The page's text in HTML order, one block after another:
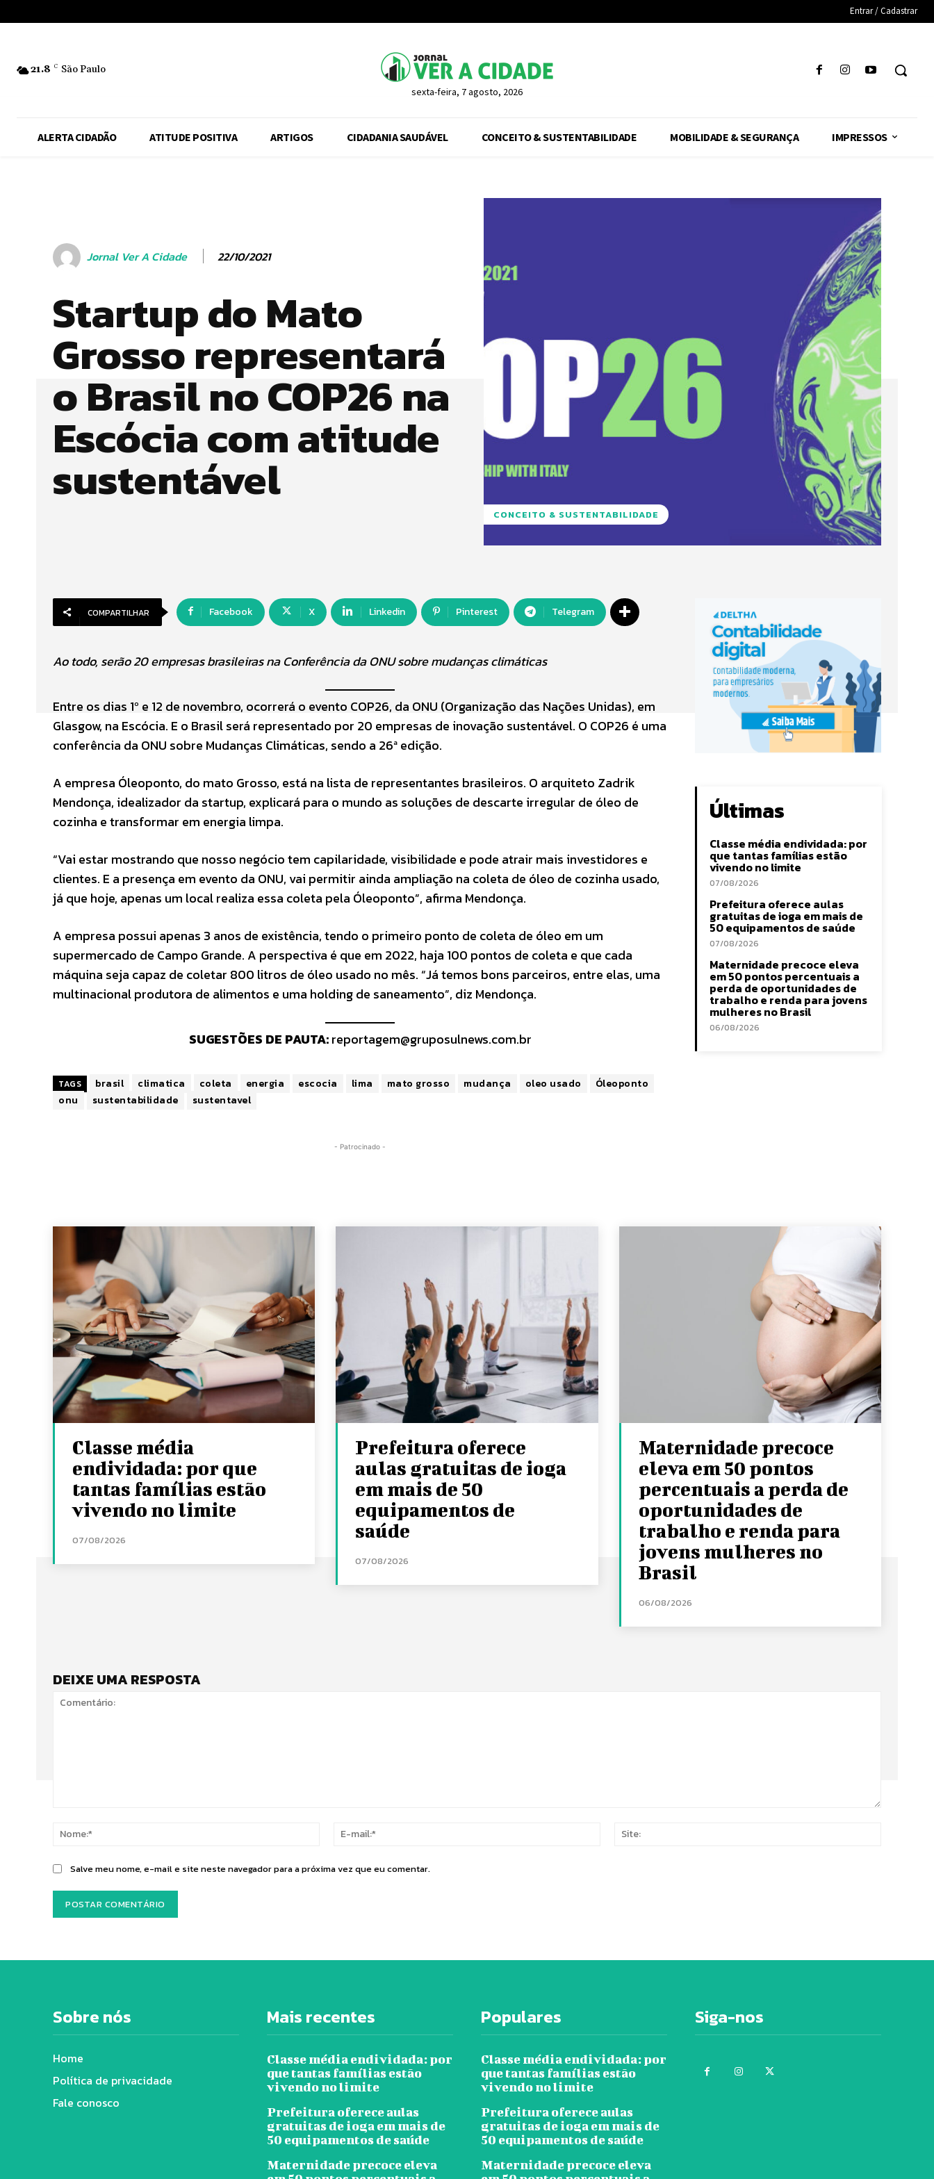
Entrar / Cadastrar
21.8 C São Paulo
sexta-feira, 7 agosto, 2026
ALERTA CIDADÃO ATITUDE POSITIVA ARTIGOS CIDADANIA SAUDÁVEL CONCEITO & SUSTENTABILIDADE MOBILIDADE & SEGURANÇA IMPRESSOS
Jornal Ver A Cidade 22/10/2021
Startup do Mato
Grosso representará
o Brasil no COP26 na
Escócia com atitude
sustentável
CONCEITO & SUSTENTABILIDADE
COMPARTILHAR Facebook X Linkedin Pinterest Telegram
Ao todo, serão 20 empresas brasileiras na Conferência da ONU sobre mudanças climáticas
Entre os dias 1º e 12 de novembro, ocorrerá o evento COP26, da ONU (Organização das Nações Unidas), em
Glasgow, na Escócia. E o Brasil será representado por 20 empresas de inovação sustentável. O COP26 é uma
conferência da ONU sobre Mudanças Climáticas, sendo a 26ª edição.
A empresa Óleoponto, do mato Grosso, está na lista de representantes brasileiros. O arquiteto Zadrik
Mendonça, idealizador da startup, explicará para o mundo as soluções de descarte irregular de óleo de
cozinha e transformar em energia limpa.
“Vai estar mostrando que nosso negócio tem capilaridade, visibilidade e pode atrair mais investidores e
clientes. E a presença em evento da ONU, vai permitir ainda ampliação na coleta de óleo de cozinha usado,
já que hoje, apenas um local realiza essa coleta pela Óleoponto”, afirma Mendonça.
A empresa possui apenas 3 anos de existência, tendo o primeiro ponto de coleta de óleo em um
supermercado de Campo Grande. A perspectiva é que em 2022, haja 100 pontos de coleta e que cada
máquina seja capaz de coletar 800 litros de óleo usado no mês. “Já temos bons parceiros, entre elas, uma
multinacional produtora de alimentos e uma holding de saneamento”, diz Mendonça.
SUGESTÕES DE PAUTA:reportagem@gruposulnews.com.br
TAGS brasil climatica coleta energia escocia lima mato grosso mudança oleo usado
Óleoponto
onu
sustentabilidade sustentavel
- Patrocinado -
Últimas
Classe média endividada: por
que tantas famílias estão
vivendo no limite
07/08/2026
Prefeitura oferece aulas
gratuitas de ioga em mais de
50 equipamentos de saúde
07/08/2026
Maternidade precoce eleva
em 50 pontos percentuais a
perda de oportunidades de
trabalho e renda para jovens
mulheres no Brasil
06/08/2026
Classe média
endividada: por que
tantas famílias estão
vivendo no limite
07/08/2026
Prefeitura oferece
aulas gratuitas de ioga
em mais de 50
equipamentos de
saúde
07/08/2026
Maternidade precoce
eleva em 50 pontos
percentuais a perda de
oportunidades de
trabalho e renda para
jovens mulheres no
Brasil
06/08/2026
DEIXE UMA RESPOSTA
Nome:*
Salve meu nome, e-mail e site neste navegador para a próxima vez que eu comentar.
Sobre nós
Home
Política de privacidade
Fale conosco
Mais recentes
Classe média endividada: por
que tantas famílias estão
vivendo no limite
Prefeitura oferece aulas
gratuitas de ioga em mais de
50 equipamentos de saúde
Maternidade precoce eleva
Populares
Classe média endividada: por
que tantas famílias estão
vivendo no limite
Prefeitura oferece aulas
gratuitas de ioga em mais de
50 equipamentos de saúde
Maternidade precoce eleva
Siga-nos